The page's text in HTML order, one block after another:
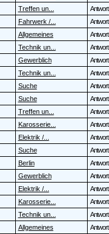
Treffen un... Antwort
Fahrwerk /... Antwort
Allgemeines Antwort
Technik un... Antwort
Gewerblich Antwort
Technik un... Antwort
Suche Antwort
Suche Antwort
Treffen un... Antwort
Karosserie... Antwort
Elektrik /... Antwort
Suche Antwort
Berlin Antwort
Gewerblich Antwort
Elektrik /... Antwort
Karosserie... Antwort
Technik un... Antwort
Allgemeines Antwort